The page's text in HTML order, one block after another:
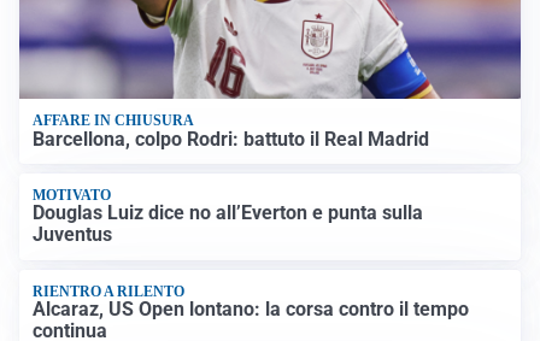
AFFARE IN CHIUSURA
Barcellona, colpo Rodri: battuto il Real Madrid
MOTIVATO
Douglas Luiz dice no all’Everton e punta sulla
Juventus
RIENTRO A RILENTO
Alcaraz, US Open lontano: la corsa contro il tempo
continua